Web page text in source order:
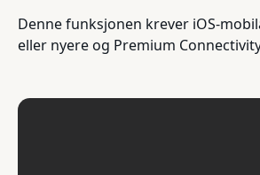
Denne funksjonen krever iOS-
eller nyere og Premium